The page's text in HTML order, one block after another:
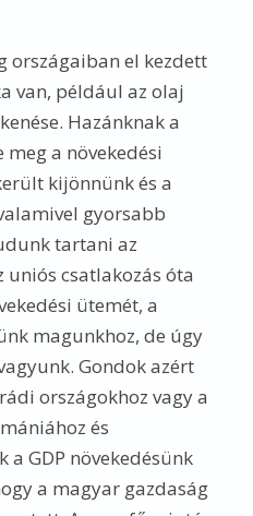
országaiban el kezdett
van, például az olaj
Hazánknak a
a növekedési
kijönnünk és a
gyorsabb
tartani az
uniós csatlakozás óta
ütemét, a
magunkhoz, de úgy
Gondok azért
országokhoz vagy a
és
GDP növekedésünk
a magyar gazdaság